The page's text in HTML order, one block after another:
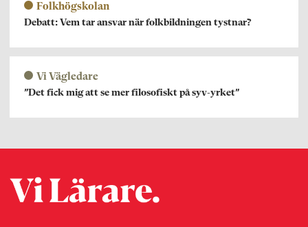
Folkhögskolan
Debatt: Vem tar ansvar när folkbildningen tystnar?
Vi Vägledare
”Det fick mig att se mer filosofiskt på syv-yrket”